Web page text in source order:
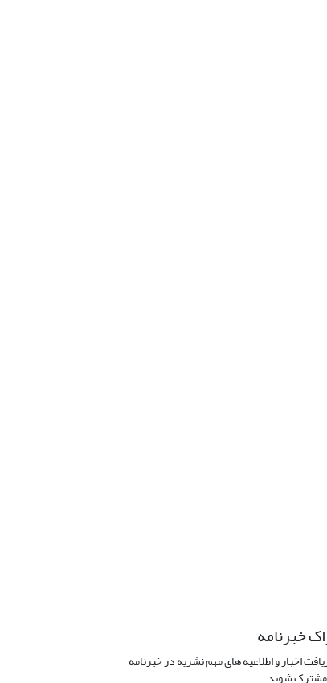
خبرنامه
اخبار و اطلاعیه های مهم نشریه در خبرنامه
شوید.